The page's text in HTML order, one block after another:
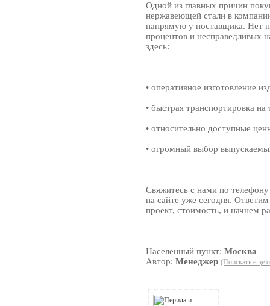
Одной из главных причин
нержавеющей стали в
напрямую у поставщика. Нет
процентов и несправедливых
здесь:
• оперативное изготовление
• быстрая транспортировка
• относительно доступные
• огромный выбор
Свяжитесь с нами по телефону
на сайте уже сегодня.
проект, стоимость, и начнем
Населенный пункт:Москва
Автор:Менеджер (Поискать ещё